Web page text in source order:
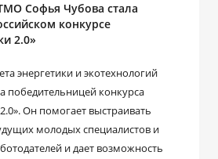
Софья Чубова стала
конкурсе
2.0»
энергетики и экотехнологий
победительницей конкурса
Он помогает выстраивать
молодых специалистов и
и дает возможность